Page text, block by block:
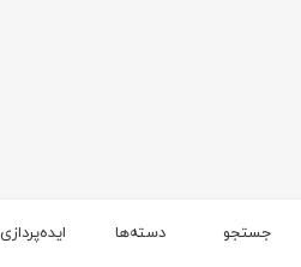
جستجو دسته‌ها ایده‌پردازی